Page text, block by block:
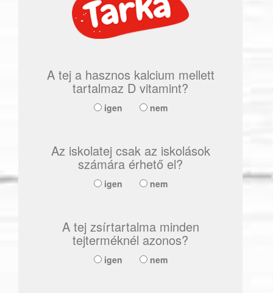
A tej a hasznos kalcium mellett
tartalmaz D vitamint?
igen nem
Az iskolatej csak az iskolások
számára érhető el?
igen nem
A tej zsírtartalma minden
tejterméknél azonos?
igen nem